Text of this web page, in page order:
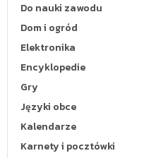
Do nauki zawodu
Dom i ogród
Elektronika
Encyklopedie
Gry
Języki obce
Kalendarze
Karnety i pocztówki